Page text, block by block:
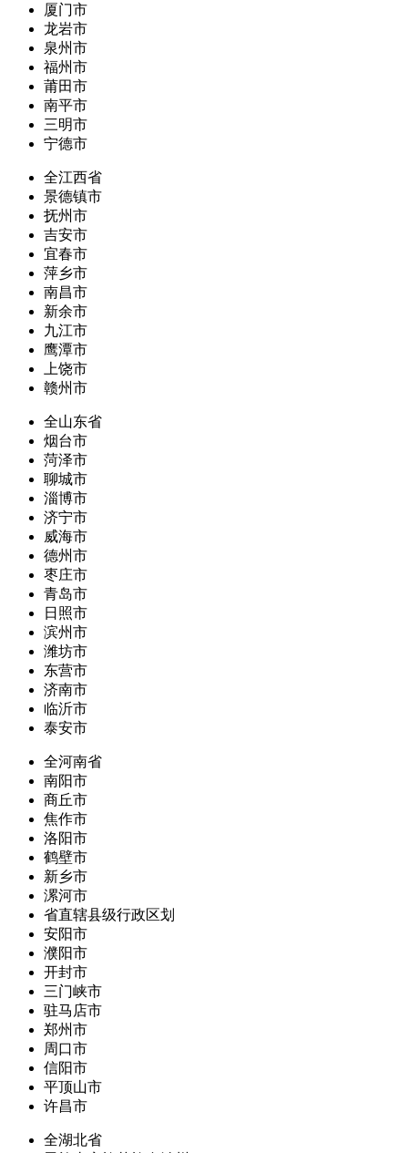
厦门市
龙岩市
泉州市
福州市
莆田市
南平市
三明市
宁德市
全江西省
景德镇市
抚州市
吉安市
宜春市
萍乡市
南昌市
新余市
九江市
鹰潭市
上饶市
赣州市
全山东省
烟台市
菏泽市
聊城市
淄博市
济宁市
威海市
德州市
枣庄市
青岛市
日照市
滨州市
潍坊市
东营市
济南市
临沂市
泰安市
全河南省
南阳市
商丘市
焦作市
洛阳市
鹤壁市
新乡市
漯河市
省直辖县级行政区划
安阳市
濮阳市
开封市
三门峡市
驻马店市
郑州市
周口市
信阳市
平顶山市
许昌市
全湖北省